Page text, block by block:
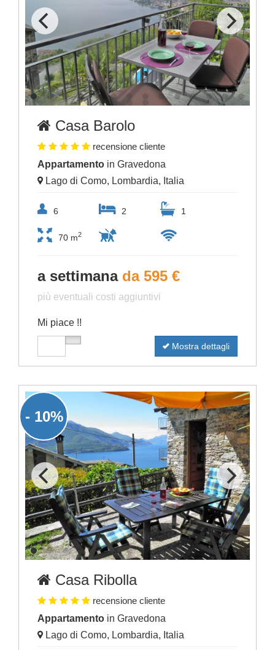
Casa Barolo
recensione cliente
Appartamento in Gravedona
Lago di Como, Lombardia, Italia
6 2 1
70 m2
a settimana da 595 €
più eventuali costi aggiuntivi
Mi piace !!
Mostra dettagli
- 10%
Casa Ribolla
recensione cliente
Appartamento in Gravedona
Lago di Como, Lombardia, Italia